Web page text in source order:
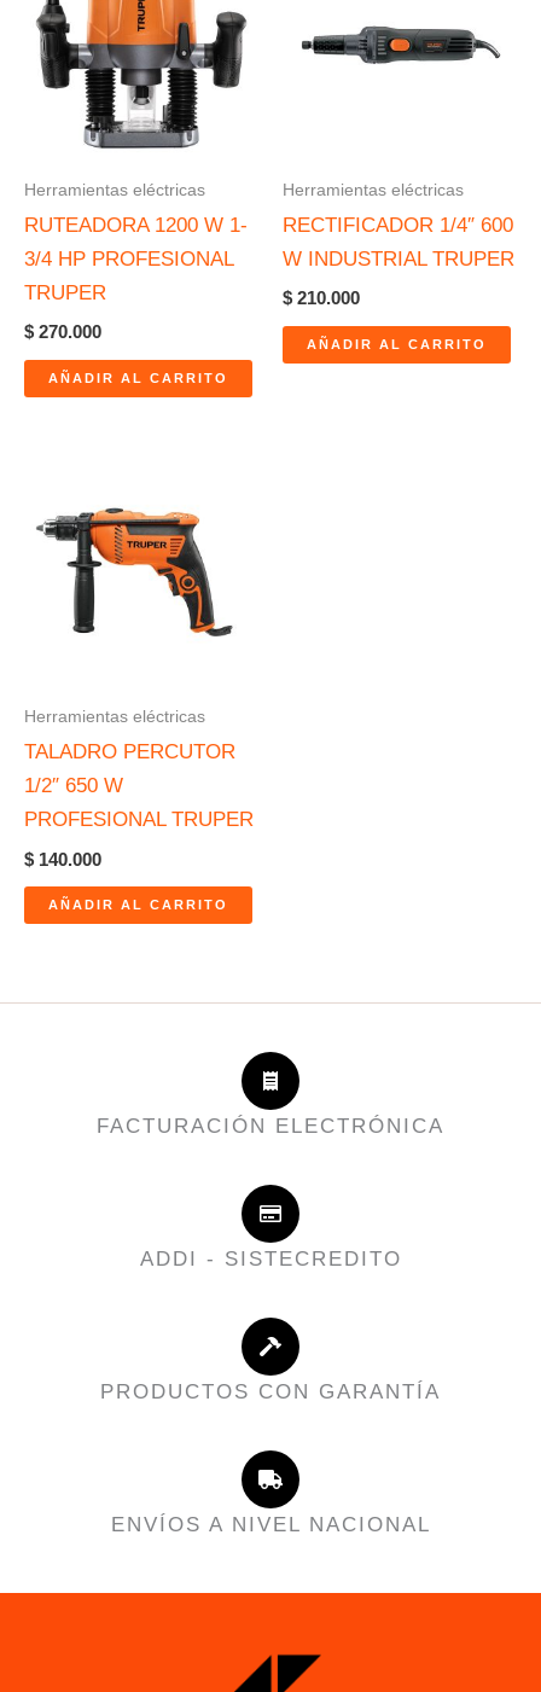
Herramientas eléctricas
RUTEADORA 1200 W 1-
3/4 HP PROFESIONAL
TRUPER
$ 270.000
AÑADIR AL CARRITO
Herramientas eléctricas
RECTIFICADOR 1/4″ 600
W INDUSTRIAL TRUPER
$ 210.000
AÑADIR AL CARRITO
Herramientas eléctricas
TALADRO PERCUTOR
1/2″ 650 W
PROFESIONAL TRUPER
$ 140.000
AÑADIR AL CARRITO
FACTURACIÓN ELECTRÓNICA
ADDI - SISTECREDITO
PRODUCTOS CON GARANTÍA
ENVÍOS A NIVEL NACIONAL